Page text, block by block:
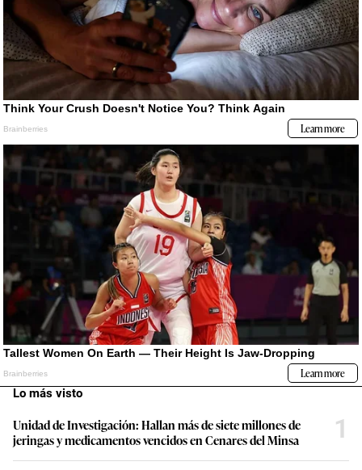
Lo más visto
Unidad de Investigación: Hallan más de siete millones de
jeringas y medicamentos vencidos en Cenares del Minsa
1